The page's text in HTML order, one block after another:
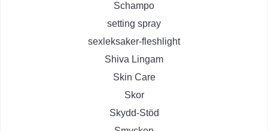
Schampo
setting spray
sexleksaker-fleshlight
Shiva Lingam
Skin Care
Skor
Skydd-Stöd